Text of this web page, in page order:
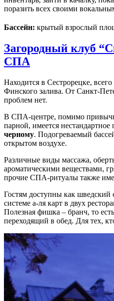
поразить всех своими
Бассейн: крытый взрослый
Загородный клуб
СПА
Находится в Сестрорецке,
Финского залива. От Санкт-
проблем нет.
В СПА-центре, помимо
парной, имеется
черному. Подогреваемый
открытом воздухе.
Различные виды массажа,
ароматическими веществами,
прочие СПА-ритуалы также
Гостям доступны как шведский
системе а-ля карт в двух
Полезная фишка – бранч, то
переходящий в обед. Для тех,